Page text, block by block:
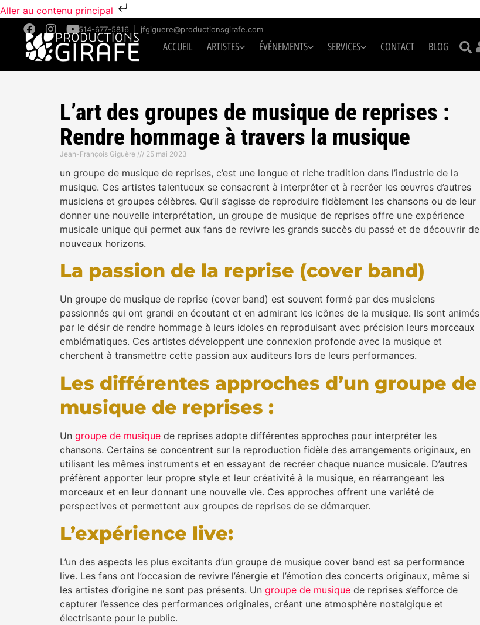
Aller au contenu principal
514-677-5816 jfgiguere@productionsgirafe.com
ACCUEIL ARTISTES ÉVÉNEMENTS SERVICES CONTACT BLOG
L’art des groupes de musique de reprises :
Rendre hommage à travers la musique
Jean-François Giguère 25 mai 2023
un groupe de musique de reprises, c’est une longue et riche tradition dans l’industrie de la
musique. Ces artistes talentueux se consacrent à interpréter et à recréer les œuvres d’autres
musiciens et groupes célèbres. Qu’il s’agisse de reproduire fidèlement les chansons ou de leur
donner une nouvelle interprétation, un groupe de musique de reprises offre une expérience
musicale unique qui permet aux fans de revivre les grands succès du passé et de découvrir de
nouveaux horizons.
La passion de la reprise (cover band)
Un groupe de musique de reprise (cover band) est souvent formé par des musiciens
passionnés qui ont grandi en écoutant et en admirant les icônes de la musique. Ils sont animés
par le désir de rendre hommage à leurs idoles en reproduisant avec précision leurs morceaux
emblématiques. Ces artistes développent une connexion profonde avec la musique et
cherchent à transmettre cette passion aux auditeurs lors de leurs performances.
Les différentes approches d’un groupe de
musique de reprises :
Un groupe de musique de reprises adopte différentes approches pour interpréter les
chansons. Certains se concentrent sur la reproduction fidèle des arrangements originaux, en
utilisant les mêmes instruments et en essayant de recréer chaque nuance musicale. D’autres
préfèrent apporter leur propre style et leur créativité à la musique, en réarrangeant les
morceaux et en leur donnant une nouvelle vie. Ces approches offrent une variété de
perspectives et permettent aux groupes de reprises de se démarquer.
L’expérience live:
L’un des aspects les plus excitants d’un groupe de musique cover band est sa performance
live. Les fans ont l’occasion de revivre l’énergie et l’émotion des concerts originaux, même si
les artistes d’origine ne sont pas présents. Un groupe de musique de reprises s’efforce de
capturer l’essence des performances originales, créant une atmosphère nostalgique et
électrisante pour le public.